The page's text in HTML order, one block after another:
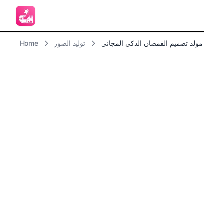
Home توليد الصور مولد تصميم القمصان الذكي المجاني